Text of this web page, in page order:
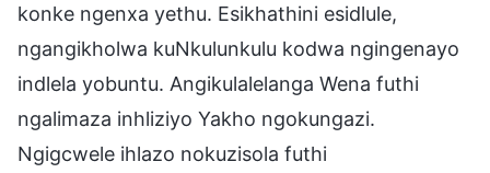
konke ngenxa yethu. Esikhathini esidlule,
ngangikholwa kuNkulunkulu kodwa ngingenayo
indlela yobuntu. Angikulalelanga Wena futhi
ngalimaza inhliziyo Yakho ngokungazi.
Ngigcwele ihlazo nokuzisola futhi